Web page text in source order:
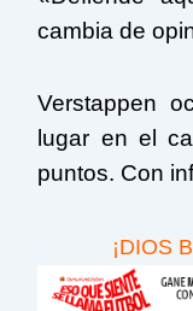
cambia de
Verstappen
lugar en el
puntos. Con
¡DIOS